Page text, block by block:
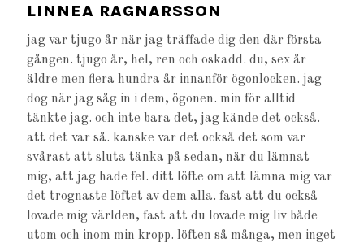
LINNEA RAGNARSSON
jag var tjugo år när jag träffade dig den där första
gången. tjugo år, hel, ren och oskadd. du, sex år
äldre men flera hundra år innanför ögonlocken. jag
dog när jag såg in i dem, ögonen. min för alltid
tänkte jag. och inte bara det, jag kände det också.
att det var så. kanske var det också det som var
svårast att sluta tänka på sedan, när du lämnat
mig, att jag hade fel. ditt löfte om att lämna mig var
det trognaste löftet av dem alla. fast att du också
lovade mig världen, fast att du lovade mig liv både
utom och inom min kropp. löften så många, men inget